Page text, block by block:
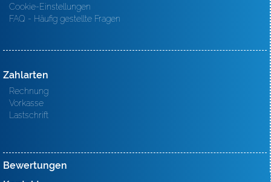
Cookie-Einstellungen
FAQ - Häufig gestellte Fragen
Zahlarten
Rechnung
Vorkasse
Lastschrift
Bewertungen